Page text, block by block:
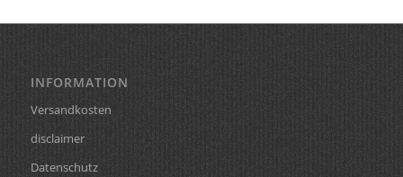
INFORMATION
Versandkosten
disclaimer
Datenschutz